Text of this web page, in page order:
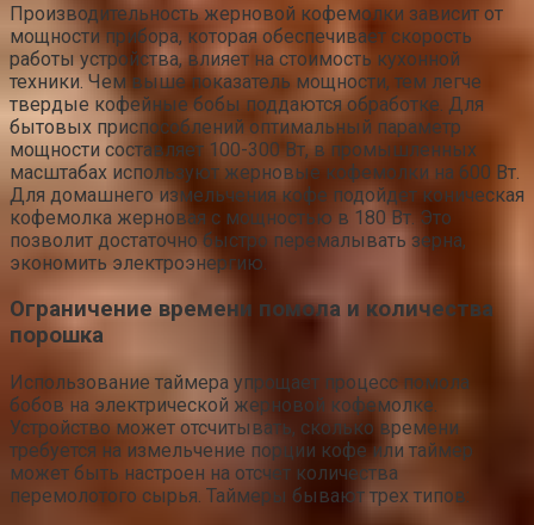
Производительность жерновой кофемолки зависит от
мощности прибора, которая обеспечивает скорость
работы устройства, влияет на стоимость кухонной
техники. Чем выше показатель мощности, тем легче
твердые кофейные бобы поддаются обработке. Для
бытовых приспособлений оптимальный параметр
мощности составляет 100-300 Вт, в промышленных
масштабах используют жерновые кофемолки на 600 Вт.
Для домашнего измельчения кофе подойдет коническая
кофемолка жерновая с мощностью в 180 Вт. Это
позволит достаточно быстро перемалывать зерна,
экономить электроэнергию.
Ограничение времени помола и количества
порошка
Использование таймера упрощает процесс помола
бобов на электрической жерновой кофемолке.
Устройство может отсчитывать, сколько времени
требуется на измельчение порции кофе или таймер
может быть настроен на отсчет количества
перемолотого сырья. Таймеры бывают трех типов: